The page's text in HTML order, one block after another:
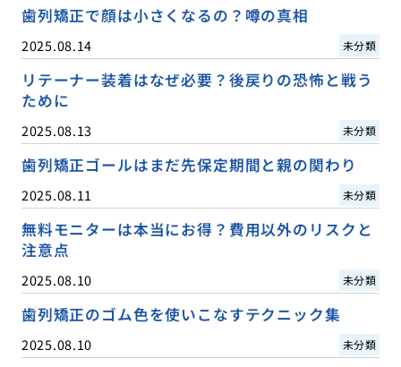
歯列矯正で顔は小さくなるの？噂の真相
2025.08.14 未分類
リテーナー装着はなぜ必要？後戻りの恐怖と戦う
ために
2025.08.13 未分類
歯列矯正ゴールはまだ先保定期間と親の関わり
2025.08.11 未分類
無料モニターは本当にお得？費用以外のリスクと
注意点
2025.08.10 未分類
歯列矯正のゴム色を使いこなすテクニック集
2025.08.10 未分類